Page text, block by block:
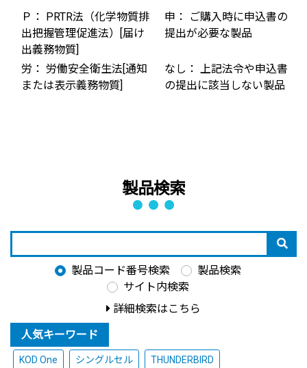
Ｐ： PRTR法（化学物質排
出把握管理促進法）[届け
出義務物質]
申： ご購入時に申込書の
提出が必要な製品
労： 労働安全衛生法[通知
または表示義務物質]
なし： 上記法令や申込書
の提出に該当しない製品
製品検索
製品コード番号検索
製品検索
サイト内検索
詳細検索はこちら
人気キーワード
KOD One シングルセル THUNDERBIRD